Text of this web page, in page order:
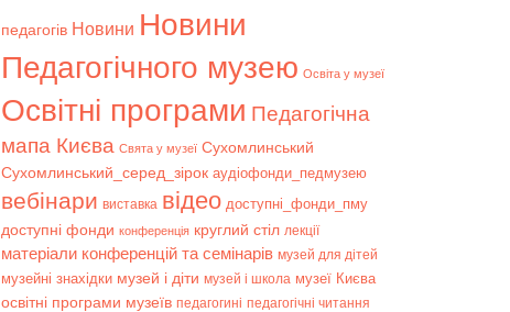
педагогів Новини Новини
Педагогічного музею Освіта у музеї
Освітні програми Педагогічна
мапа Києва Свята у музеї Сухомлинський
Сухомлинський_серед_зірок аудіофонди_педмузею
вебінари виставка відео доступні_фонди_пму
доступні фонди конференція круглий стіл лекції
матеріали конференцій та семінарів музей для дітей
музейні знахідки музей і діти музей і школа музеї Києва
освітні програми музеїв педагогині педагогічні читання